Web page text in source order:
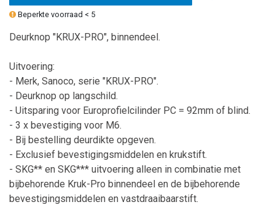
Beperkte voorraad < 5
Deurknop "KRUX-PRO", binnendeel.
Uitvoering:
- Merk, Sanoco, serie "KRUX-PRO".
- Deurknop op langschild.
- Uitsparing voor Europrofielcilinder PC = 92mm of blind.
- 3 x bevestiging voor M6.
- Bij bestelling deurdikte opgeven.
- Exclusief bevestigingsmiddelen en krukstift.
- SKG** en SKG*** uitvoering alleen in combinatie met
bijbehorende Kruk-Pro binnendeel en de bijbehorende
bevestigingsmiddelen en vastdraaibaarstift.